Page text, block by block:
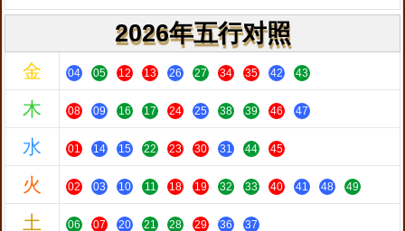
2026年五行对照
金 04 05 12 13 26 27 34 35 42 43
木 08 09 16 17 24 25 38 39 46 47
水 01 14 15 22 23 30 31 44 45
火 02 03 10 11 18 19 32 33 40 41 48 49
土 06 07 20 21 28 29 36 37